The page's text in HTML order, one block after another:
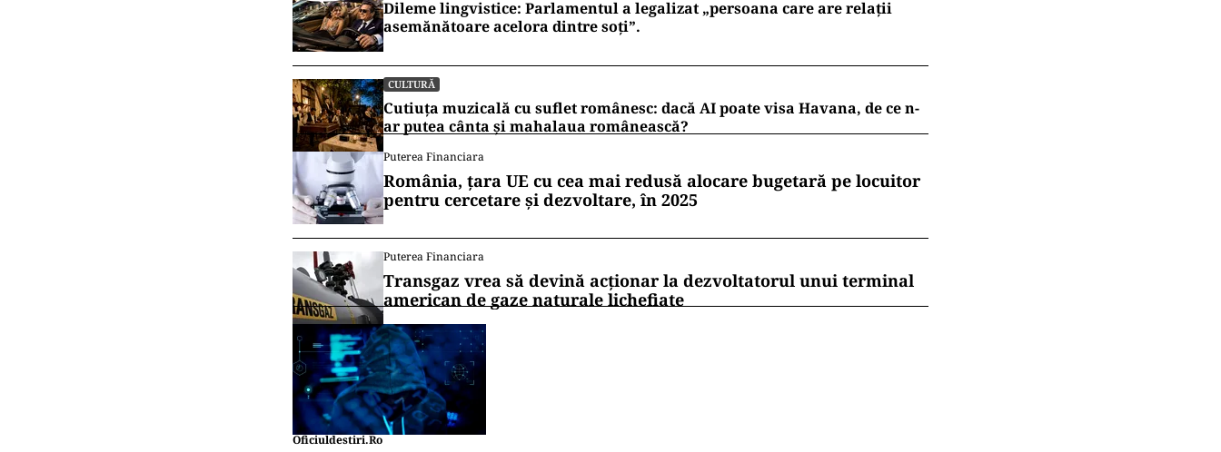
Dileme lingvistice: Parlamentul a legalizat „persoana care are relații
asemănătoare acelora dintre soți”.
CULTURĂ
Cutiuța muzicală cu suflet românesc: dacă AI poate visa Havana, de ce n-
ar putea cânta și mahalaua românească?
Puterea Financiara
România, țara UE cu cea mai redusă alocare bugetară pe locuitor
pentru cercetare și dezvoltare, în 2025
Puterea Financiara
Transgaz vrea să devină acționar la dezvoltatorul unui terminal
american de gaze naturale lichefiate
Oficiuldestiri.ro